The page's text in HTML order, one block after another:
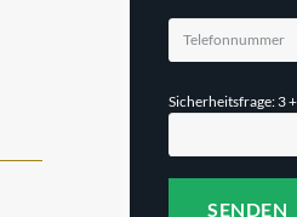
Sicherheitsfrage: 3